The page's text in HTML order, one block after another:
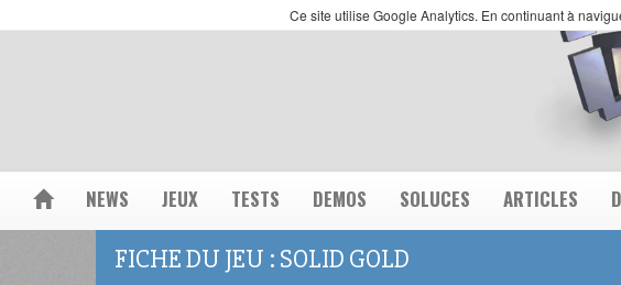
Ce site utilise Google Analytics. En continuant à
NEWS JEUX TESTS DEMOS SOLUCES ARTICLES
FICHE DU JEU : SOLID GOLD